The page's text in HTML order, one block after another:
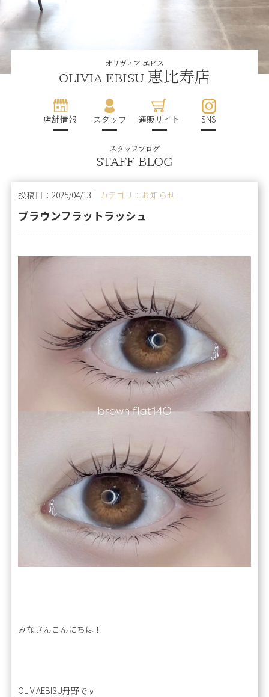
オリヴィア エビス
OLIVIA EBISU 恵比寿店
店舗情報 スタッフ 通販サイト SNS
スタッフブログ
STAFF BLOG
投稿日：2025/04/13｜ カテゴリ：お知らせ
ブラウンフラットラッシュ
みなさんこんにちは！
OLIVIAEBISU丹野です